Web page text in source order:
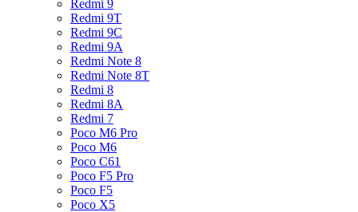
Redmi 9
Redmi 9T
Redmi 9C
Redmi 9A
Redmi Note 8
Redmi Note 8T
Redmi 8
Redmi 8A
Redmi 7
Poco M6 Pro
Poco M6
Poco C61
Poco F5 Pro
Poco F5
Poco X5